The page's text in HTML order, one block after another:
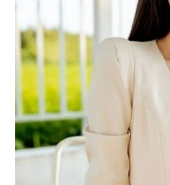
[爱尤物]2023
13
[微密圈]猪饲料 – 护